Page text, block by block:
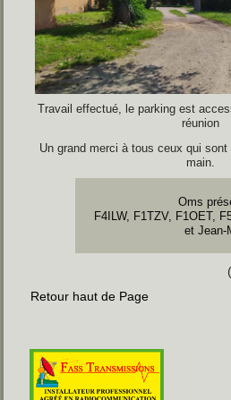
Travail effectué, le parking est
réunion
Un grand merci à tous ceux qui
main.
Oms
F4ILW, F1TZV, F1OET,
et Jean-
Retour haut de Page